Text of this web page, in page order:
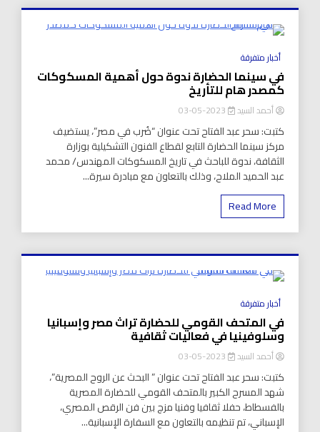
أخبار متفرقة
في سينما الحضارة ندوة حول أهمية المسكوكات
كمصدر هام للتأريخ
أحمد السيد
كتبت: سحر عبد الفتاح تحت عنوان “ضُرب في مصر”، يستضيف
مركز سينما الحضارة التابع لقطاع الفنون التشكيلية بوزارة
الثقافة، ندوة للباحث في تاريخ المسكوكات المهندس/ محمد
عبد الحميد الملاح، وذلك بالتعاون مع مبادرة سيرة...
Read More
أخبار متفرقة
في المتحف القومي للحضارة تراث مصر وإسبانيا
وسلوفينيا في فعاليات ثقافية
أحمد السيد
كتبت: سحر عبد الفتاح تحت عنوان ” البحث عن الروح المصرية”،
شهد المسرح الكبير بالمتحف القومي للحضارة المصرية
بالفسطاط، حفلا ثقافيا وفنيا مزج بين فن الرقص المصري،
الإسباني، تم تنظيمه بالتعاون مع السفارة الإسبانية...